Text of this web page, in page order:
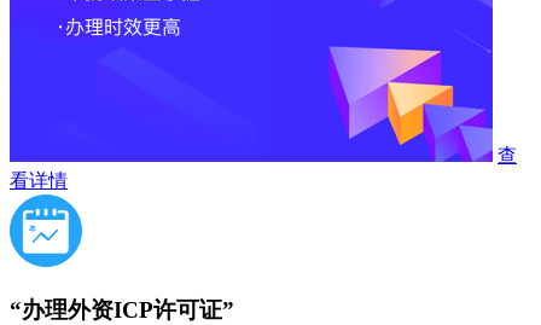
查
看详情
“办理外资ICP许可证”